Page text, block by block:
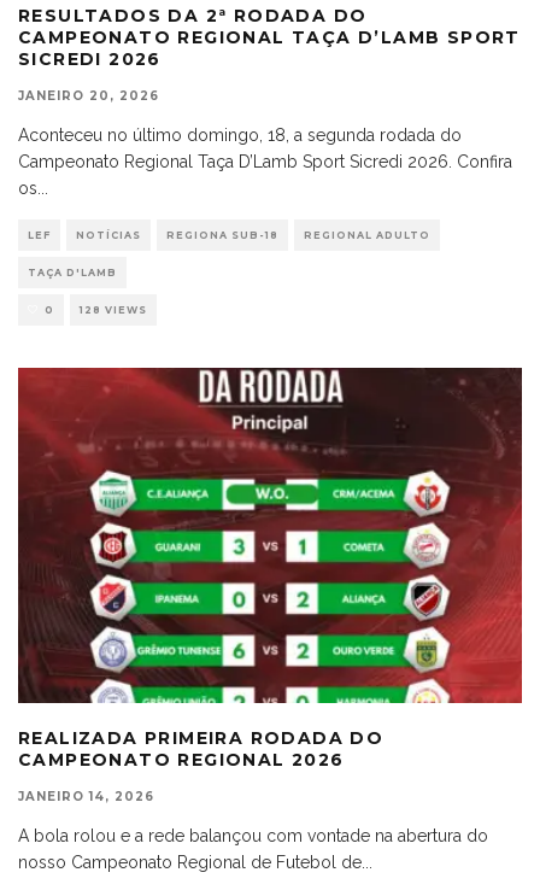
RESULTADOS DA 2ª RODADA DO
CAMPEONATO REGIONAL TAÇA D’LAMB SPORT
SICREDI 2026
JANEIRO 20, 2026
Aconteceu no último domingo, 18, a segunda rodada do
Campeonato Regional Taça D’Lamb Sport Sicredi 2026. Confira
os
LEF NOTÍCIAS REGIONA SUB-18 REGIONAL ADULTO
TAÇA D'LAMB
0 128 VIEWS
REALIZADA PRIMEIRA RODADA DO
CAMPEONATO REGIONAL 2026
JANEIRO 14, 2026
A bola rolou e a rede balançou com vontade na abertura do
nosso Campeonato Regional de Futebol de...